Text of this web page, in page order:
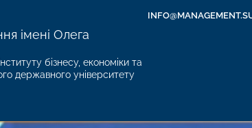
імені Олега
бізнесу, економіки та
державного університету